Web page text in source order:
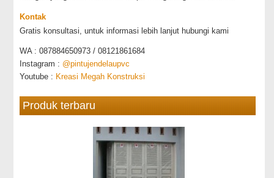
Kontak
Gratis konsultasi, untuk informasi lebih lanjut hubungi kami
WA : 087884650973 / 08121861684
Instagram : @pintujendelaupvc
Youtube : Kreasi Megah Konstruksi
Produk terbaru